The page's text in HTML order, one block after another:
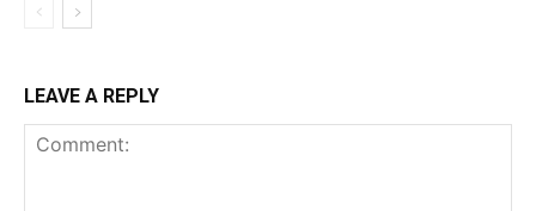
LEAVE A REPLY